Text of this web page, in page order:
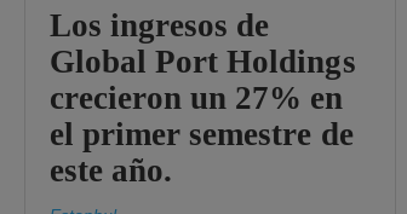
Los ingresos de
Global Port Holdings
crecieron un 27% en
el primer semestre de
este año.